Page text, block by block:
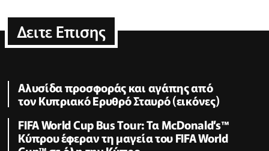
Δειτε Επισης
Αλυσίδα προσφοράς και αγάπης από
τον Κυπριακό Ερυθρό Σταυρό (εικόνες)
FIFA World Cup Bus Tour: Τα McDonald’s™
Κύπρου έφεραν τη μαγεία του FIFA World